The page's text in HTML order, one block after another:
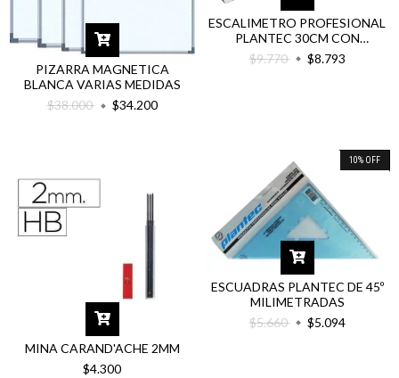
PIZARRA MAGNETICA
BLANCA VARIAS MEDIDAS
$38.000
$34.200
ESCALIMETRO PROFESIONAL
PLANTEC 30CM CON
ESTUCHE
$9.770 $8.793
MINA CARAND'ACHE 2MM
$4.300
10% OFF
ESCUADRAS PLANTEC DE 45º
MILIMETRADAS
$5.660
$5.094